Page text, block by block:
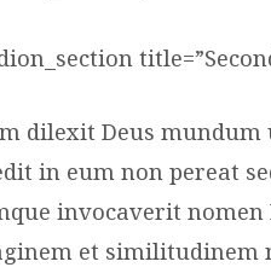
dilexit Deus
in eum non pereat
invocaverit
et similitudinem